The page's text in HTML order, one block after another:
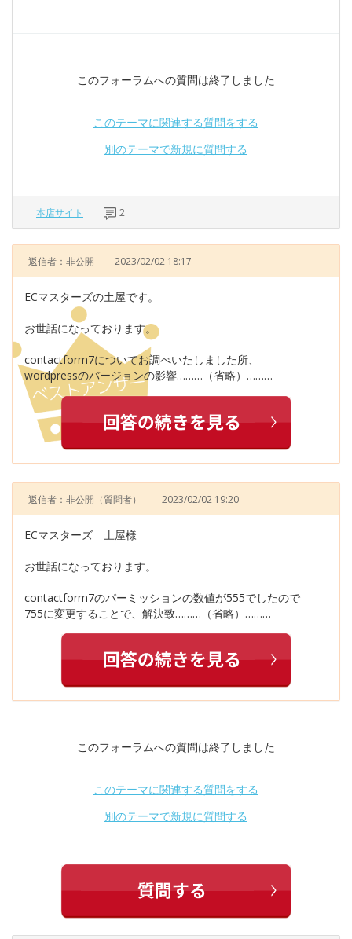
このフォーラムへの質問は終了しました
このテーマに関連する質問をする
別のテーマで新規に質問する
本店サイト 2
返信者：非公開 2023/02/02 18:17
ECマスターズの土屋です。
お世話になっております。
contactform7についてお調べいたしました所、
wordpressのバージョンの影響………（省略）………
返信者：非公開 （質問者） 2023/02/02 19:20
ECマスターズ 土屋様
お世話になっております。
contactform7のパーミッションの数値が555でしたので
755に変更することで、解決致………（省略）………
このフォーラムへの質問は終了しました
このテーマに関連する質問をする
別のテーマで新規に質問する